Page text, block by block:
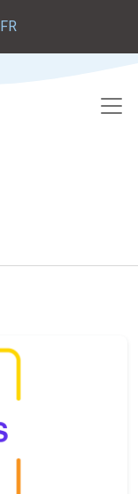
FR